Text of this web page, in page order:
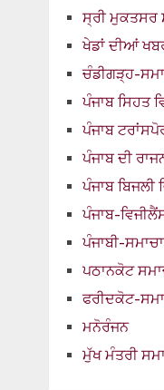
ਸ੍ਰੀ ਮੁਕਤਸਰ
ਖੇਡਾਂ ਦੀਆਂ
ਚੰਡੀਗੜ੍ਹ-
ਪੰਜਾਬ ਸਿਹਤ
ਪੰਜਾਬ
ਪੰਜਾਬ ਦੀ
ਪੰਜਾਬ ਬਿਜਲੀ
ਪੰਜਾਬ-
ਪੰਜਾਬੀ-
ਪਠਾਨਕੋਟ
ਫਰੀਦਕੋਟ-
ਮਨੋਰੰਜਨ
ਮੁੱਖ ਮੰਤਰੀ